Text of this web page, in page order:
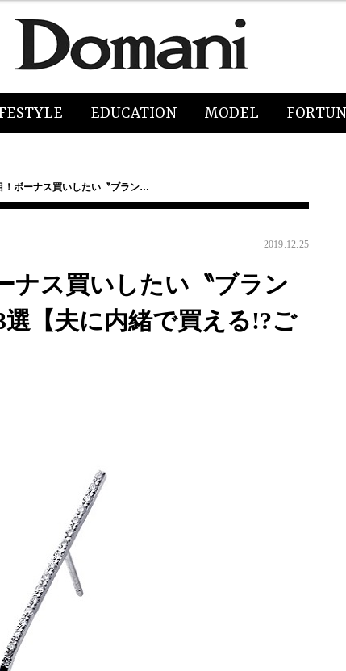
EDUCATION MODEL
！ボーナス買いしたい〝ブラン…
2019.12.25
ナス買いしたい〝ブラン
【夫に内緒で買える!?ご